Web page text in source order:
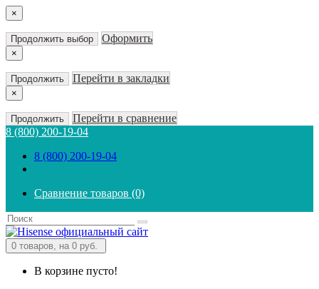
×
Продолжить выбор Оформить
×
Продолжить Перейти в закладки
×
Продолжить
Перейти в сравнение
8 (800) 200-19-04
8 (800) 200-19-04
Сравнение товаров (0)
0 товаров, на 0 руб.
В корзине пусто!